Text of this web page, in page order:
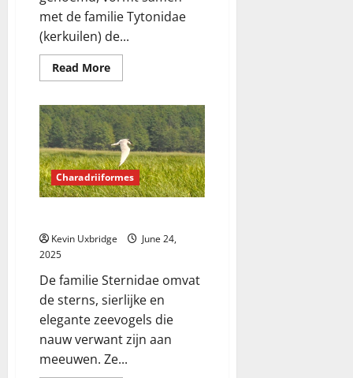
met de familie Tytonidae
(kerkuilen) de...
Read MoreRead
more
–
uilen
Charadriiformes
Kevin Uxbridge
June 24,
2025
De familie Sternidae omvat
de sterns, sierlijke en
elegante zeevogels die
nauw verwant zijn aan
meeuwen. Ze...